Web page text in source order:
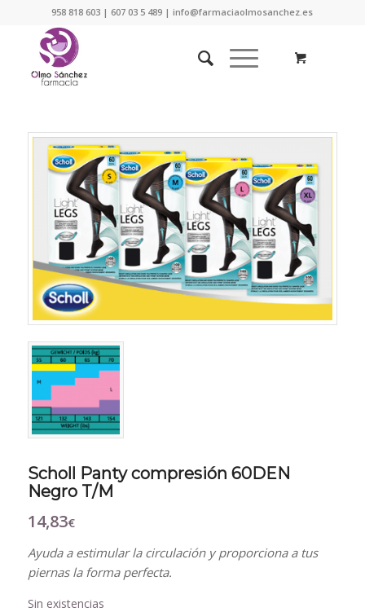
958 818 603 | 607 03 5 489 | info@farmaciaolmosanchez.es
Scholl Panty compresión 60DEN
Negro T/M
14,83€
Ayuda a estimular la circulación y proporciona a tus
piernas la forma perfecta.
Sin existencias